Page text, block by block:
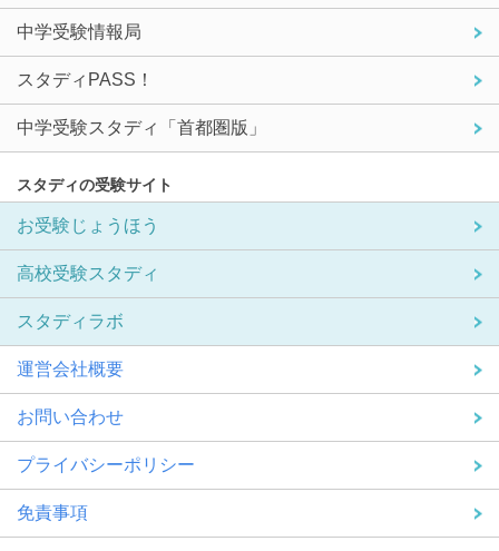
中学受験情報局
スタディPASS！
中学受験スタディ「首都圏版」
スタディの受験サイト
お受験じょうほう
高校受験スタディ
スタディラボ
運営会社概要
お問い合わせ
プライバシーポリシー
免責事項